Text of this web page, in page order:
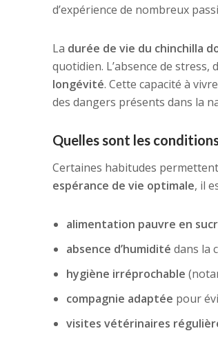
d’expérience de nombreux
La durée de vie du chinchilla
quotidien. L’absence de
longévité. Cette capacité à
des dangers présents dans la
Quelles sont les
Certaines habitudes
espérance de vie optimale, il
alimentation pauvre en
absence d’humidité dans la
hygiène irréprochable
compagnie adaptée pour
visites vétérinaires